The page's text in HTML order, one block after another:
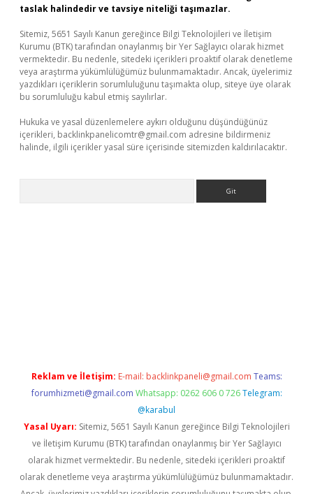
taslak halindedir ve tavsiye niteliği taşımazlar.
Sitemiz, 5651 Sayılı Kanun gereğince Bilgi Teknolojileri ve İletişim
Kurumu (BTK) tarafından onaylanmış bir Yer Sağlayıcı olarak hizmet
vermektedir. Bu nedenle, sitedeki içerikleri proaktif olarak denetleme
veya araştırma yükümlülüğümüz bulunmamaktadır. Ancak, üyelerimiz
yazdıkları içeriklerin sorumluluğunu taşımakta olup, siteye üye olarak
bu sorumluluğu kabul etmiş sayılırlar.
Hukuka ve yasal düzenlemelere aykırı olduğunu düşündüğünüz
içerikleri, backlinkpanelicomtr@gmail.com adresine bildirmeniz
halinde, ilgili içerikler yasal süre içerisinde sitemizden kaldırılacaktır.
Reklam ve İletişim: E-mail: backlinkpaneli@gmail.com Teams:
forumhizmeti@gmail.com Whatsapp: 0262 606 0 726 Telegram:
@karabul
Yasal Uyarı: Sitemiz, 5651 Sayılı Kanun gereğince Bilgi Teknolojileri
ve İletişim Kurumu (BTK) tarafından onaylanmış bir Yer Sağlayıcı
olarak hizmet vermektedir. Bu nedenle, sitedeki içerikleri proaktif
olarak denetleme veya araştırma yükümlülüğümüz bulunmamaktadır.